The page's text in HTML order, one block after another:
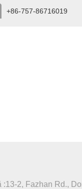
+86-757-86716019
:13-2, Fazhan Rd.,